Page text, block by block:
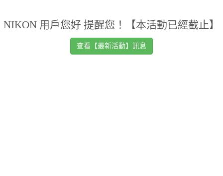
NIKON 用戶您好 提醒您！【本活動已經截止】
查看【最新活動】訊息